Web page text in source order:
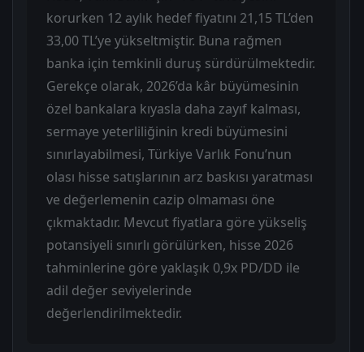
korurken 12 aylık hedef fiyatını 21,15 TL’den
33,00 TL’ye yükseltmiştir. Buna rağmen
banka için temkinli duruş sürdürülmektedir.
Gerekçe olarak, 2026’da kâr büyümesinin
özel bankalara kıyasla daha zayıf kalması,
sermaye yeterliliğinin kredi büyümesini
sınırlayabilmesi, Türkiye Varlık Fonu’nun
olası hisse satışlarının arz baskısı yaratması
ve değerlemenin cazip olmaması öne
çıkmaktadır. Mevcut fiyatlara göre yükseliş
potansiyeli sınırlı görülürken, hisse 2026
tahminlerine göre yaklaşık 0,9x PD/DD ile
adil değer seviyelerinde
değerlendirilmektedir.